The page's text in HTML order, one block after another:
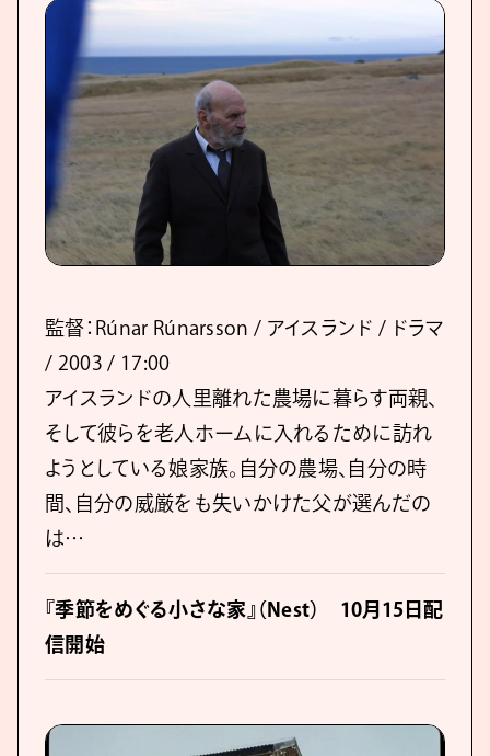
監督：Rúnar Rúnarsson / アイスランド / ドラマ
/ 2003 / 17:00
アイスランドの人里離れた農場に暮らす両親、
そして彼らを老人ホームに入れるために訪れ
ようとしている娘家族。自分の農場、自分の時
間、自分の威厳をも失いかけた父が選んだの
は…
『季節をめぐる小さな家』（Nest） 10月15日配
信開始